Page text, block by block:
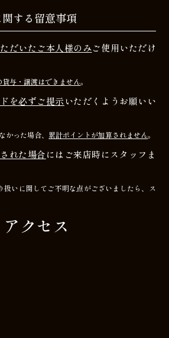
する留意事項
だいたご本人様のみご使用いただけ
貸与・譲渡はできません。
を必ずご提示いただくようお願いい
った場合、 累計ポイントが加算されません。
れた場合にはご来店時にスタッフま
いに関してご不明な点がございましたら、ス
アクセス